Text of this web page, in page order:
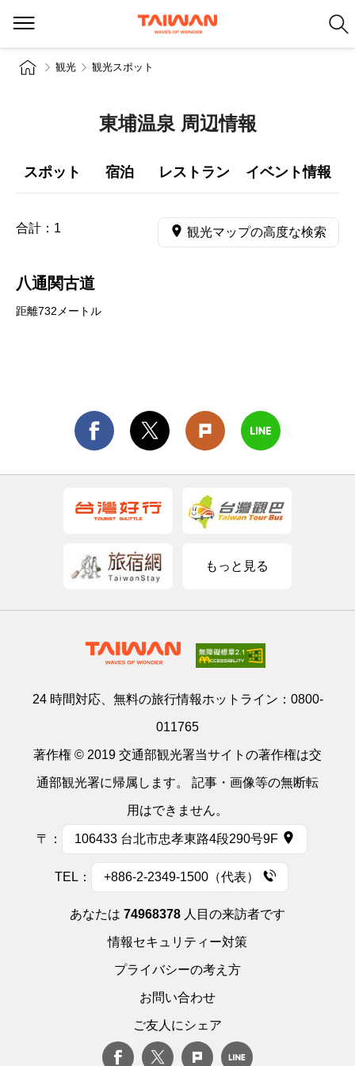
観光 観光スポット
東埔温泉 周辺情報
スポット 宿泊 レストラン イベント情報
合計： 1 観光マップの高度な検索
八通関古道
距離732メートル
もっと見る
24 時間対応、無料の旅行情報ホットライン： 0800-
011765
著作権 © 2019 交通部観光署当サイトの著作権は交
通部観光署に帰属します。 記事・画像等の無断転
用はできません。
〒： 106433 台北市忠孝東路4段290号9F
TEL： +886-2-2349-1500（代表）
あなたは 74968378 人目の来訪者です
情報セキュリティー対策
プライバシーの考え方
お問い合わせ
ご友人にシェア